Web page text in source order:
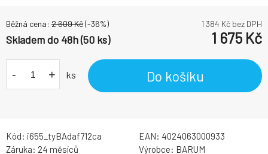
Běžná cena: 2 609Kč(-36%) 1 384 Kč bez DPH
Skladem do 48h (50 ks) 1 675 Kč
- + ks Do košíku
Kód: i655_tyBAdaf712ca EAN: 4024063000933
Záruka: 24 měsíců Výrobce: BARUM